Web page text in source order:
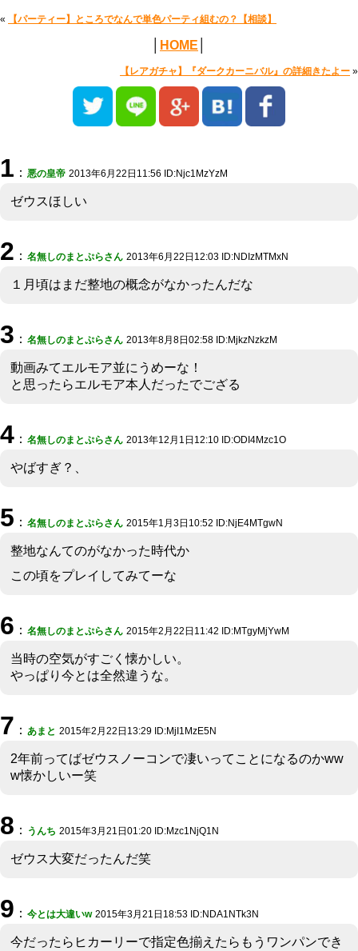
« 【パーティー】ところでなんで単色パーティ組むの？【相談】
HOME
【レアガチャ】『ダークカーニバル』の詳細きたよー »
1 ： 悪の皇帝 2013年6月22日11:56 ID:Njc1MzYzM
ゼウスほしい
2 ： 名無しのまとぷらさん 2013年6月22日12:03 ID:NDIzMTMxN
１月頃はまだ整地の概念がなかったんだな
3 ： 名無しのまとぷらさん 2013年8月8日02:58 ID:MjkzNzkzM
動画みてエルモア並にうめーな！
と思ったらエルモア本人だったでござる
4 ： 名無しのまとぷらさん 2013年12月1日12:10 ID:ODI4Mzc1O
やばすぎ？、
5 ： 名無しのまとぷらさん 2015年1月3日10:52 ID:NjE4MTgwN
整地なんてのがなかった時代か
この頃をプレイしてみてーな
6 ： 名無しのまとぷらさん 2015年2月22日11:42 ID:MTgyMjYwM
当時の空気がすごく懐かしい。
やっぱり今とは全然違うな。
7 ： あまと 2015年2月22日13:29 ID:MjI1MzE5N
2年前ってばゼウスノーコンで凄いってことになるのかww
w懐かしいー笑
8 ： うんち 2015年3月21日01:20 ID:Mzc1NjQ1N
ゼウス大変だったんだ笑
9 ： 今とは大違いw 2015年3月21日18:53 ID:NDA1NTk3N
今だったらヒカーリーで指定色揃えたらもうワンパンでき